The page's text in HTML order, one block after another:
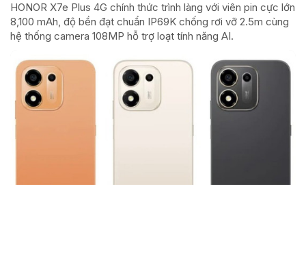
HONOR X7e Plus 4G chính thức trình làng với viên pin cực lớn
8,100 mAh, độ bền đạt chuẩn IP69K chống rơi vỡ 2.5m cùng
hệ thống camera 108MP hỗ trợ loạt tính năng AI.